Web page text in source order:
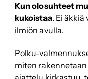
Kun olosuhteet
kukoistaa. Ei
ilmiön avulla.
Polku-
miten